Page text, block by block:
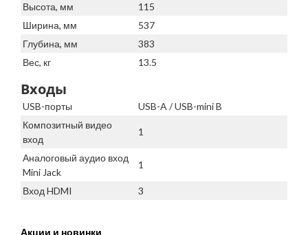
Высота, мм
115
Ширина, мм
537
Глубина, мм
383
Вес, кг
13.5
Входы
USB-порты
USB-A / USB-mini B
Композитный видео
вход
1
Аналоговый аудио вход
Mini Jack
1
Вход HDMI 3
Акции и новинки